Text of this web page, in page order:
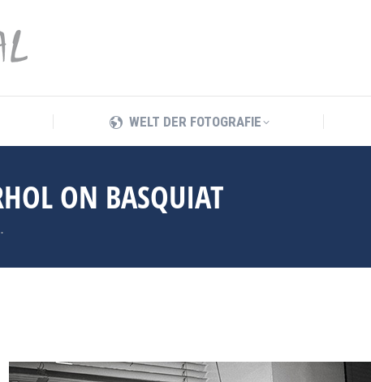
WELT DER FOTOGRAFIE
ON BASQUIAT